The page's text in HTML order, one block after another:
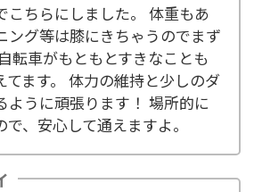
こちらにしました。 体重もあ
ング等は膝にきちゃうのでまず
転車がもともとすきなことも
てます。 体力の維持と少しのダ
ように頑張ります！ 場所的に
、安心して通えますよ。